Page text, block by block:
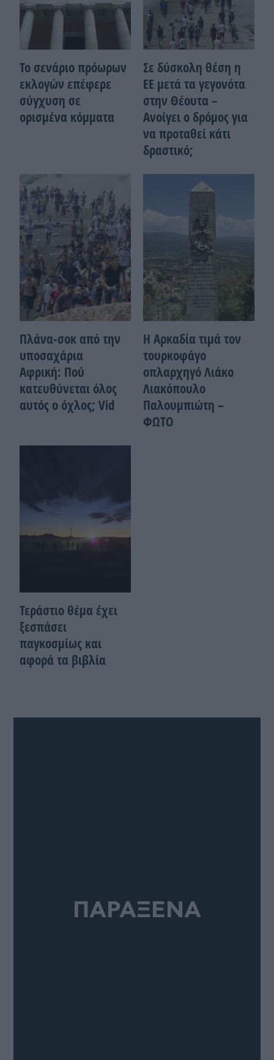
Το σενάριο πρόωρων
εκλογών επέφερε
σύγχυση σε
ορισμένα κόμματα
Σε δύσκολη θέση η
ΕΕ μετά τα γεγονότα
στην Θέουτα –
Ανοίγει ο δρόμος για
να προταθεί κάτι
δραστικό;
Πλάνα-σοκ από την
υποσαχάρια
Αφρική: Πού
κατευθύνεται όλος
αυτός ο όχλος; Vid
Η Αρκαδία τιμά τον
τουρκοφάγο
οπλαρχηγό Λιάκο
Λιακόπουλο
Παλουμπιώτη –
ΦΩΤΟ
Τεράστιο θέμα έχει
ξεσπάσει
παγκοσμίως και
αφορά τα βιβλία
ΠΑΡΑΞΕΝΑ